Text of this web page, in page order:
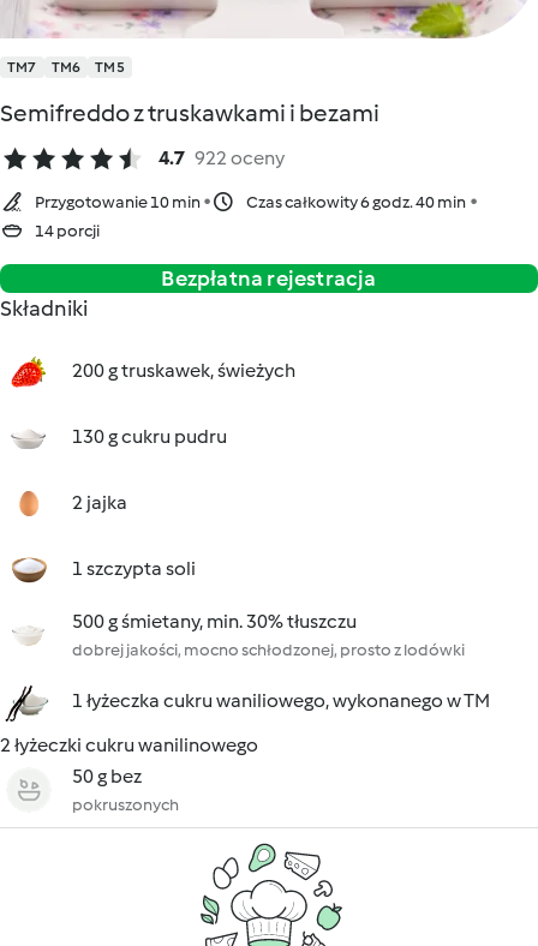
TM7 TM6 TM5
Semifreddo z truskawkami i bezami
4.7 922 oceny
Przygotowanie 10 min
Czas całkowity 6 godz. 40 min
14 porcji
Bezpłatna rejestracja
Składniki
200 g truskawek, świeżych
130 g cukru pudru
2 jajka
1 szczypta soli
500 g śmietany, min. 30% tłuszczu
dobrej jakości, mocno schłodzonej, prosto z lodówki
1 łyżeczka cukru waniliowego, wykonanego w TM
2 łyżeczki cukru wanilinowego
50 g bez
pokruszonych